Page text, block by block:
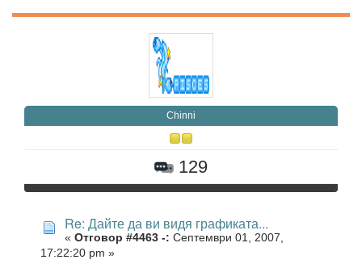
Chinni
129
Re: Дайте да ви видя графиката...
« Отговор #4463 -: Септември 01, 2007,
17:22:20 pm »